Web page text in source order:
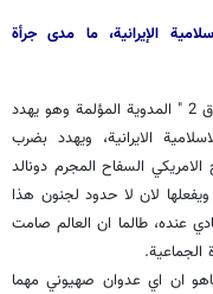
الإيرانية، ما مدى جرأة
منذ ان تلقى العدو الصهيوني صفعة " الوعد الصادق 2 " المدوية المؤلمة وهو يهدد
الايرانية، ويهدد بضرب
السفاح المجرم دونالد
ويفعلها لان لا حدود لجنون هذا
عنده، طالما ان العالم صامت
الجماعية.
ان اي عدوان صهيوني مهما